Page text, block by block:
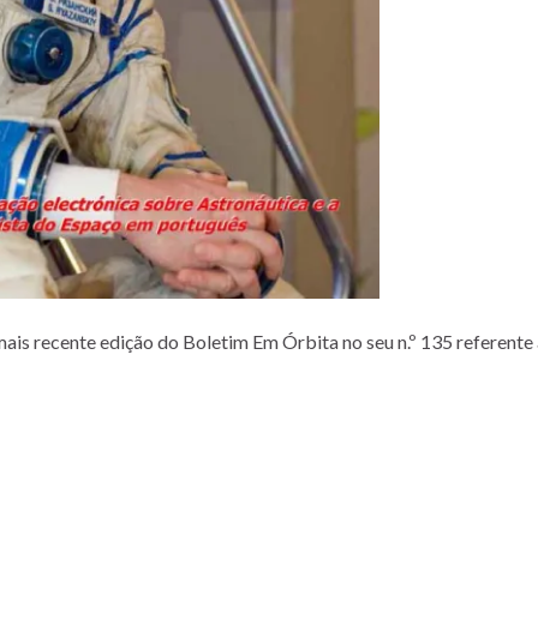
recente edição do Boletim Em Órbita no seu n.º 135 referente